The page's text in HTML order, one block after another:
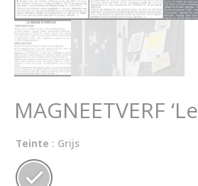
MAGNEETVERF
Teinte : Grijs